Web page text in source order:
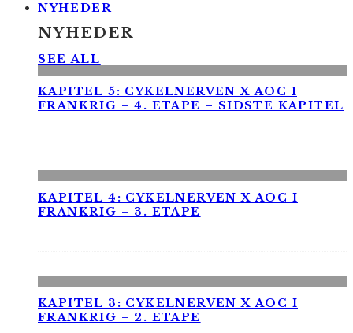
NYHEDER
NYHEDER
SEE ALL
KAPITEL 5: CYKELNERVEN X AOC I
FRANKRIG – 4. ETAPE – SIDSTE KAPITEL
KAPITEL 4: CYKELNERVEN X AOC I
FRANKRIG – 3. ETAPE
KAPITEL 3: CYKELNERVEN X AOC I
FRANKRIG – 2. ETAPE